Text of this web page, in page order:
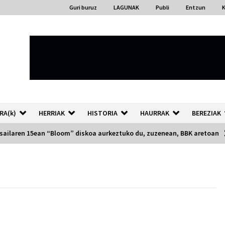
Guri buruz LAGUNAK Publi Entzun
HERRIAK HISTORIA HAURRAK BEREZIAK
15ean “Bloom” diskoa aurkeztuko du, zuzenean, BBK aretoan